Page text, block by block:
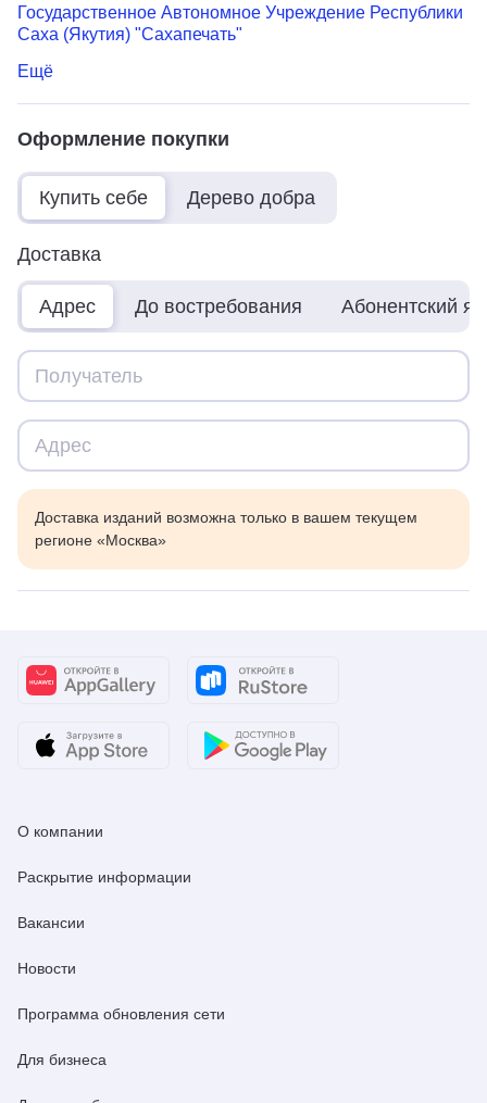
Государственное Автономное Учреждение Республики
Саха (Якутия) "Сахапечать"
Ещё
Оформление покупки
Купить себе Дерево добра
Доставка
Адрес До востребования Абонентский
Доставка изданий возможна только в вашем текущем
регионе «Москва»
О компании
Раскрытие информации
Вакансии
Новости
Программа обновления сети
Для бизнеса